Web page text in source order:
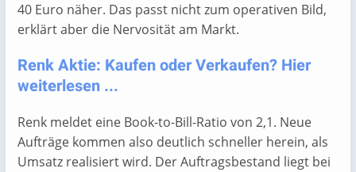
40 Euro näher. Das passt nicht zum operativen Bild,
erklärt aber die Nervosität am Markt.
Renk Aktie: Kaufen oder Verkaufen? Hier
weiterlesen ...
Renk meldet eine Book-to-Bill-Ratio von 2,1. Neue
Aufträge kommen also deutlich schneller herein, als
Umsatz realisiert wird. Der Auftragsbestand liegt bei